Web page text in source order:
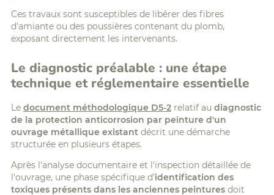
Ces travaux sont susceptibles de libérer des fibres
d'amiante ou des poussières contenant du plomb,
exposant directement les intervenants.
Le diagnostic préalable : une étape
technique et réglementaire essentielle
Le document méthodologique D5-2 relatif au diagnostic
de la protection anticorrosion par peinture d'un
ouvrage métallique existant décrit une démarche
structurée en plusieurs étapes.
Après l'analyse documentaire et l'inspection détaillée de
l'ouvrage, une phase spécifique d'identification des
toxiques présents dans les anciennes peintures doit